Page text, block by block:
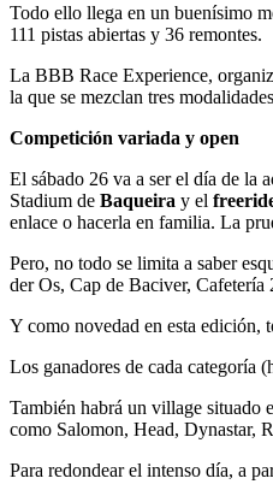
Todo ello llega en un buenísimo
111 pistas abiertas y 36 remontes.
La BBB Race Experience,
la que se mezclan tres
Competición variada y open
El sábado 26 va a ser el día de la
Stadium de Baqueira y el
enlace o hacerla en familia. La
Pero, no todo se limita a saber
der Os, Cap de Baciver,
Y como novedad en esta edición,
Los ganadores de cada categoría
También habrá un village situado
como Salomon, Head, Dynastar,
Para redondear el intenso día, a